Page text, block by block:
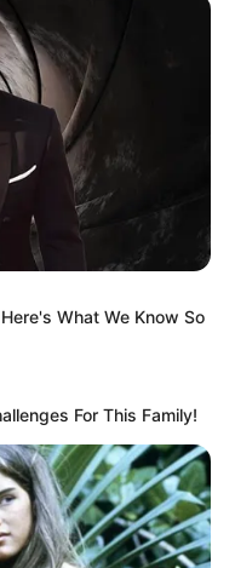
What We Know So
For This Family!